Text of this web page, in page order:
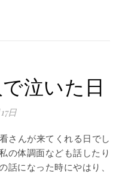
泣いた日
日
さんが来てくれる日でし
の体調面なども話したり
話になった時にやはり、